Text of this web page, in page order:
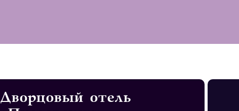
Дворцовый отель